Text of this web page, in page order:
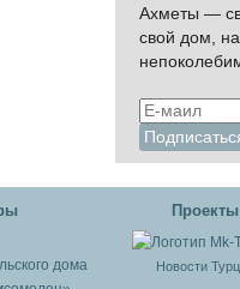
Ахметы —
свой дом,
Проекты
Новости